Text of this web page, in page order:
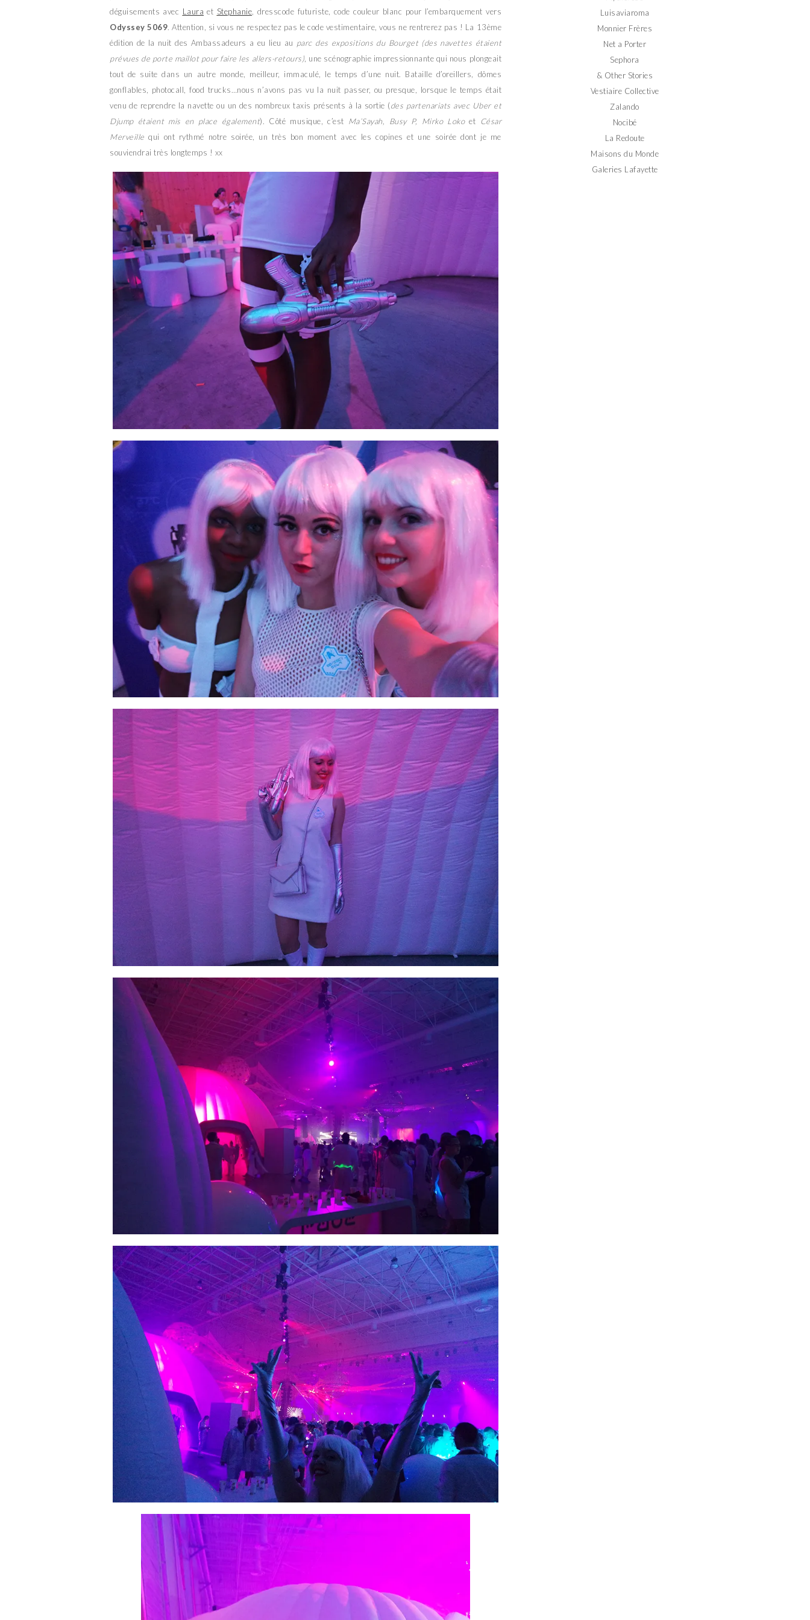
déguisements avec Laura et Stephanie, dresscode futuriste, code couleur blanc pour l’embarquement vers
Odyssey 5069. Attention, si vous ne respectez pas le code vestimentaire, vous ne rentrerez pas ! La 13ème
édition de la nuit des Ambassadeurs a eu lieu au parc des expositions du Bourget (des navettes étaient
prévues de porte maillot pour faire les allers-retours), une scénographie impressionnante qui nous plongeait
tout de suite dans un autre monde, meilleur, immaculé, le temps d’une nuit. Bataille d’oreillers, dômes
gonflables, photocall, food trucks…nous n’avons pas vu la nuit passer, ou presque, lorsque le temps était
venu de reprendre la navette ou un des nombreux taxis présents à la sortie (des partenariats avec Uber et
Djump étaient mis en place également). Côté musique, c’est Ma’Sayah, Busy P, Mirko Lokoet César
Merveille qui ont rythmé notre soirée, un très bon moment avec les copines et une soirée dont je me
souviendrai très longtemps ! xx
Luisaviaroma
Monnier Frères
Net a Porter
Sephora
& Other Stories
Vestiaire Collective
Zalando
Nocibé
La Redoute
Maisons du Monde
Galeries Lafayette